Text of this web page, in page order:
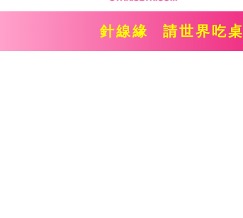
針線緣 請世界吃桌